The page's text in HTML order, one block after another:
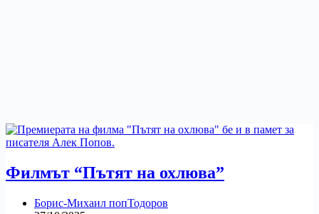
Филмът “Пътят на охлюва”
Борис-Михаил попТодоров